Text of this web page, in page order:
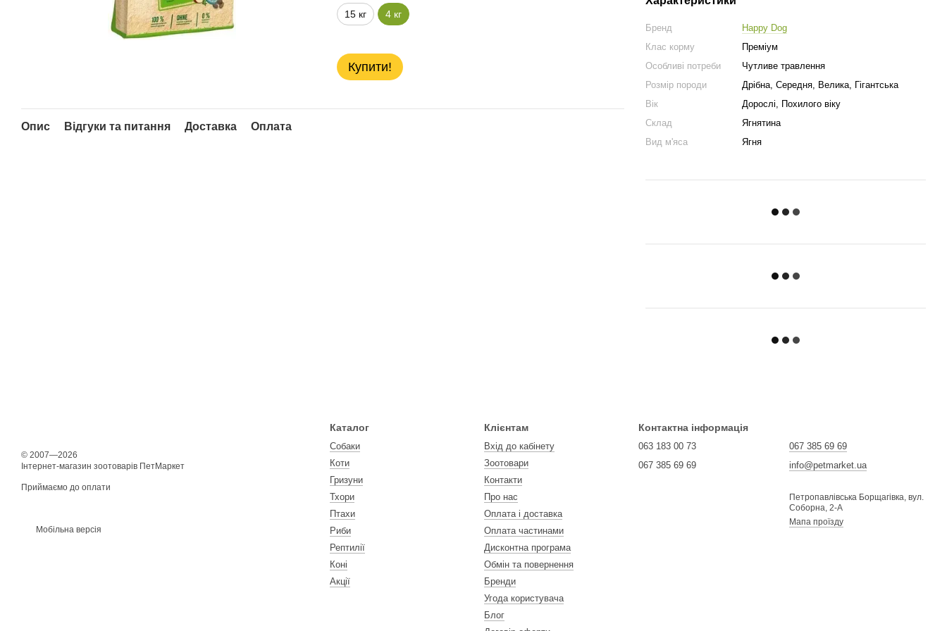
15 кг 4 кг
Купити!
Бренд
Happy Dog
Клас корму
Преміум
Особливі потреби
Чутливе травлення
Розмір породи
Дрібна, Середня, Велика, Гігантська
Вік
Дорослі, Похилого віку
Склад
Ягнятина
Вид м'яса
Ягня
Опис Відгуки та питання Доставка Оплата
© 2007—2026
Інтернет-магазин зоотоварів ПетМаркет
Приймаємо до оплати
Мобільна версія
Каталог
Собаки
Коти
Гризуни
Тхори
Птахи
Риби
Рептилії
Коні
Акції
Клієнтам
Вхід до кабінету
Зоотовари
Контакти
Про нас
Оплата і доставка
Оплата частинами
Дисконтна програма
Обмін та повернення
Бренди
Угода користувача
Блог
Контактна інформація
063 183 00 73
067 385 69 69
067 385 69 69
info@petmarket.ua
Петропавлівська Борщагівка, вул.
Соборна, 2-А
Мапа проїзду